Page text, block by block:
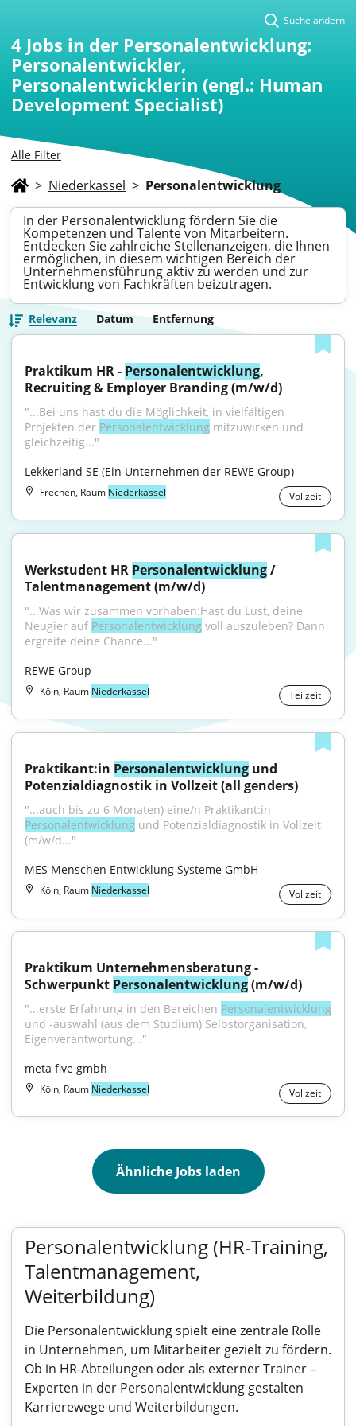
Alle Filter
Suche ändern
4 Jobs in der Personalentwicklung:
Personalentwickler,
Personalentwicklerin (engl.: Human
Development Specialist)
> Niederkassel > Personalentwicklung
In der Personalentwicklung fördern Sie die
Kompetenzen und Talente von Mitarbeitern.
Entdecken Sie zahlreiche Stellenanzeigen, die Ihnen
ermöglichen, in diesem wichtigen Bereich der
Unternehmensführung aktiv zu werden und zur
Entwicklung von Fachkräften beizutragen.
Relevanz Datum Entfernung
Praktikum HR - Personalentwicklung,
Recruiting & Employer Branding (m/w/d)
"...Bei uns hast du die Möglichkeit, in vielfältigen
Projekten der Personalentwicklung mitzuwirken und
gleichzeitig..."
Lekkerland SE (Ein Unternehmen der REWE Group)
Frechen, Raum Niederkassel Vollzeit
Werkstudent HR Personalentwicklung /
Talentmanagement (m/w/d)
"...Was wir zusammen vorhaben:Hast du Lust, deine
Neugier auf Personalentwicklung voll auszuleben? Dann
ergreife deine Chance..."
REWE Group
Köln, Raum Niederkassel Teilzeit
Praktikant:in Personalentwicklung und
Potenzialdiagnostik in Vollzeit (all genders)
Personalentwicklung und Potenzialdiagnostik in Vollzeit
(m/w/d..."
MES Menschen Entwicklung Systeme GmbH
Köln, Raum Niederkassel Vollzeit
Praktikum Unternehmensberatung -
Schwerpunkt Personalentwicklung (m/w/d)
"...erste Erfahrung in den Bereichen Personalentwicklung
und -auswahl (aus dem Studium) Selbstorganisation,
Eigenverantwortung..."
meta five gmbh
Köln, Raum Niederkassel Vollzeit
Ähnliche Jobs laden
Personalentwicklung (HR-Training,
Talentmanagement,
Weiterbildung)
Die Personalentwicklung spielt eine zentrale Rolle
in Unternehmen, um Mitarbeiter gezielt zu fördern.
Ob in HR-Abteilungen oder als externer Trainer –
Experten in der Personalentwicklung gestalten
Karrierewege und Weiterbildungen.